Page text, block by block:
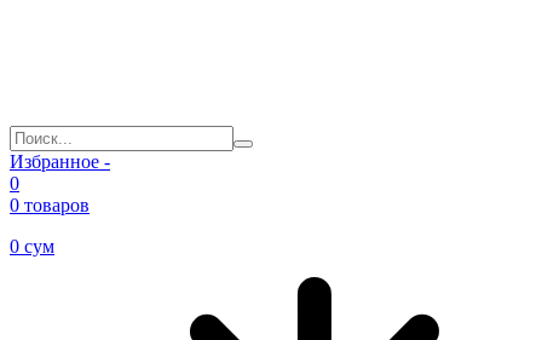
Избранное -
0
0 товаров
0 сум